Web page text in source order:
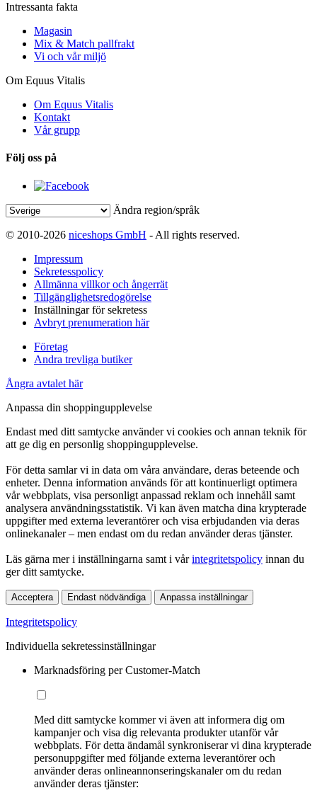
Intressanta fakta
Magasin
Mix & Match pallfrakt
Vi och vår miljö
Om Equus Vitalis
Om Equus Vitalis
Kontakt
Vår grupp
Följ oss på
Ändra region/språk
© 2010-2026 niceshops GmbH - All rights reserved.
Impressum
Sekretesspolicy
Allmänna villkor och ångerrät
Tillgänglighetsredogörelse
Inställningar för sekretess
Avbryt prenumeration här
Företag
Andra trevliga butiker
Ångra avtalet här
Anpassa din shoppingupplevelse
Endast med ditt samtycke använder vi cookies och annan teknik för
att ge dig en personlig shoppingupplevelse.
För detta samlar vi in data om våra användare, deras beteende och
enheter. Denna information används för att kontinuerligt optimera
vår webbplats, visa personligt anpassad reklam och innehåll samt
analysera användningsstatistik. Vi kan även matcha dina krypterade
uppgifter med externa leverantörer och visa erbjudanden via deras
onlinekanaler – men endast om du redan använder deras tjänster.
Läs gärna mer i inställningarna samt i vårintegritetspolicy innan du
ger ditt samtycke.
Acceptera Endast nödvändiga Anpassa inställningar
Integritetspolicy
Individuella sekretessinställningar
Marknadsföring per Customer-Match
Med ditt samtycke kommer vi även att informera dig om
kampanjer och visa dig relevanta produkter utanför vår
webbplats. För detta ändamål synkroniserar vi dina krypterade
personuppgifter med följande externa leverantörer och
använder deras onlineannonseringskanaler om du redan
använder deras tjänster: